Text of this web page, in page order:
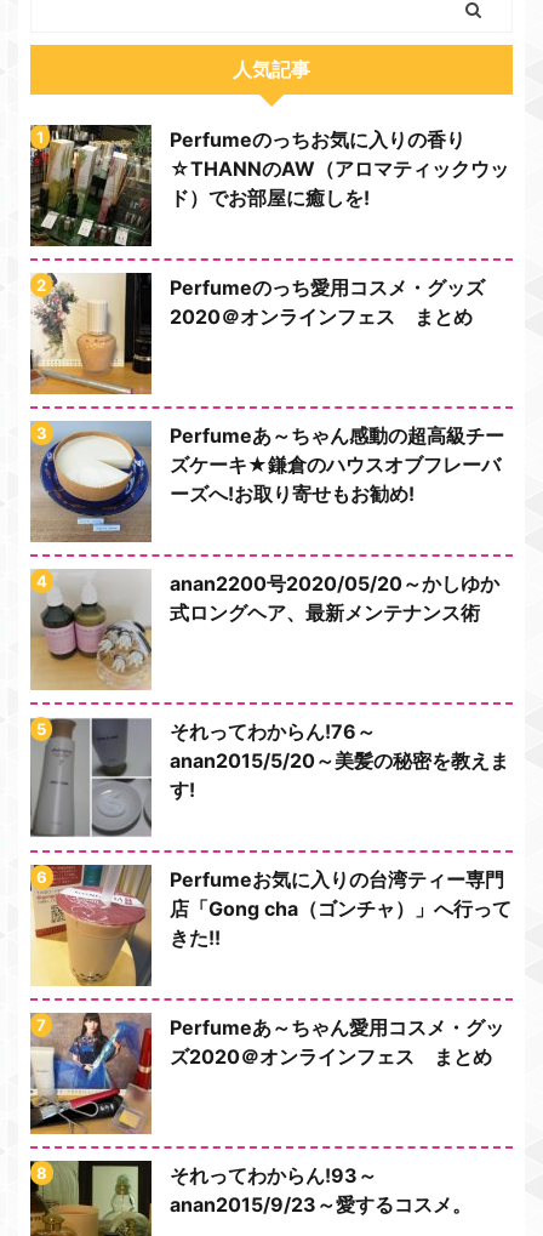
人気記事
Perfumeのっちお気に入りの香り
☆THANNのAW（アロマティックウッ
ド）でお部屋に癒しを!
Perfumeのっち愛用コスメ・グッズ
2020＠オンラインフェス まとめ
Perfumeあ～ちゃん感動の超高級チー
ズケーキ★鎌倉のハウスオブフレーバ
ーズへ!お取り寄せもお勧め!
anan2200号2020/05/20～かしゆか
式ロングヘア、最新メンテナンス術
それってわからん!76～
anan2015/5/20～美髪の秘密を教えま
す!
Perfumeお気に入りの台湾ティー専門
店「Gong cha（ゴンチャ）」へ行って
きた!!
Perfumeあ～ちゃん愛用コスメ・グッ
ズ2020＠オンラインフェス まとめ
それってわからん!93～
anan2015/9/23～愛するコスメ。